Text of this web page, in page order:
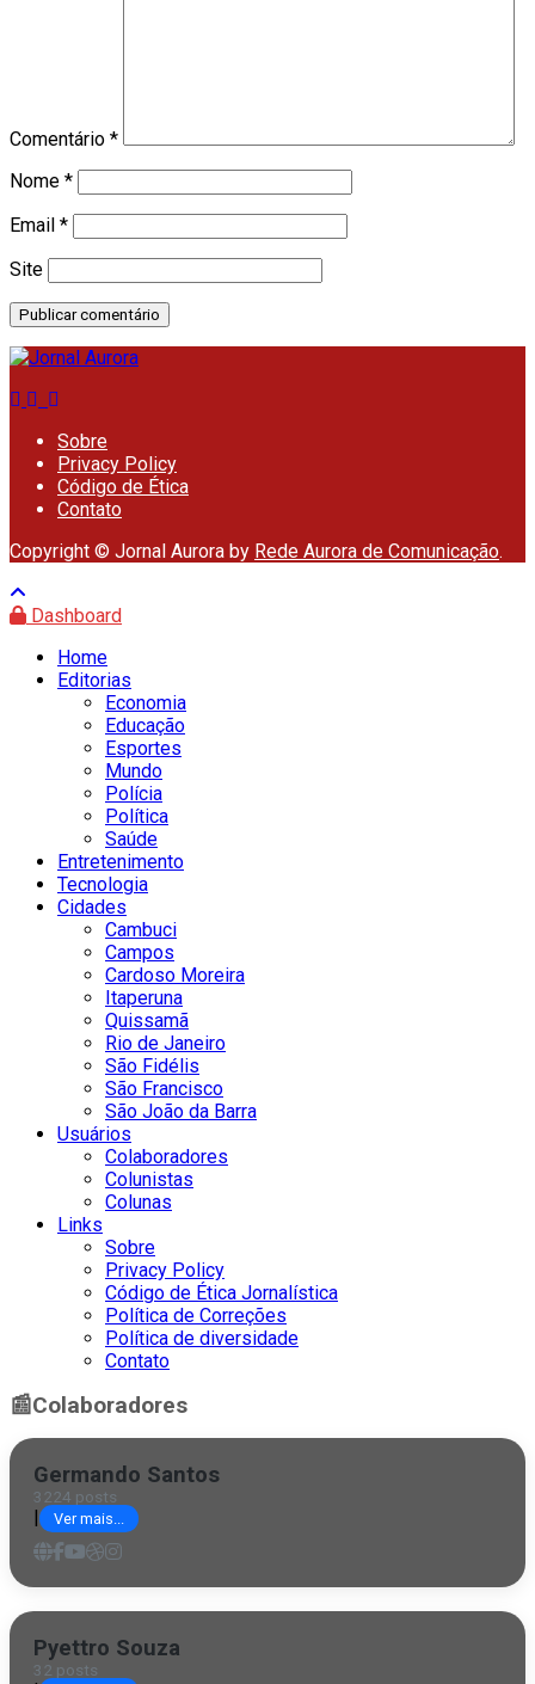
Comentário *
Nome *
Email *
Site
Sobre
Privacy Policy
Código de Ética
Contato
Copyright © Jornal Aurora by Rede Aurora de Comunicação.
Dashboard
Home
Editorias
Economia
Educação
Esportes
Mundo
Polícia
Política
Saúde
Entretenimento
Tecnologia
Cidades
Cambuci
Campos
Cardoso Moreira
Itaperuna
Quissamã
Rio de Janeiro
São Fidélis
São Francisco
São João da Barra
Usuários
Colaboradores
Colunistas
Colunas
Links
Sobre
Privacy Policy
Código de Ética Jornalística
Política de Correções
Política de diversidade
Contato
📰Colaboradores
Germando Santos
3224 posts
Ver mais...
Pyettro Souza
32 posts